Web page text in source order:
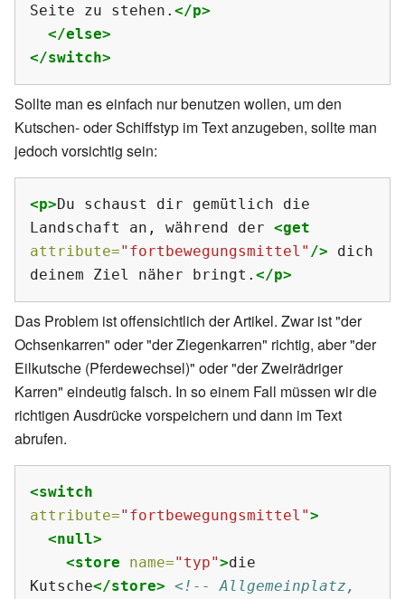
Seite zu stehen. </p>
</else>
</switch>
Sollte man es einfach nur benutzen wollen, um den
Kutschen- oder Schiffstyp im Text anzugeben, sollte man
jedoch vorsichtig sein:
<p>Du schaust dir gemütlich die
Landschaft an, während der <get
attribute="fortbewegungsmittel" /> dich
deinem Ziel näher bringt. </p>
Das Problem ist offensichtlich der Artikel. Zwar ist "der
Ochsenkarren" oder "der Ziegenkarren" richtig, aber "der
Eilkutsche (Pferdewechsel)" oder "der Zweirädriger
Karren" eindeutig falsch. In so einem Fall müssen wir die
richtigen Ausdrücke vorspeichern und dann im Text
abrufen.
<switch
attribute="fortbewegungsmittel">
<null>
<store
name="typ">die
Kutsche</store> <!-- Allgemeinplatz,